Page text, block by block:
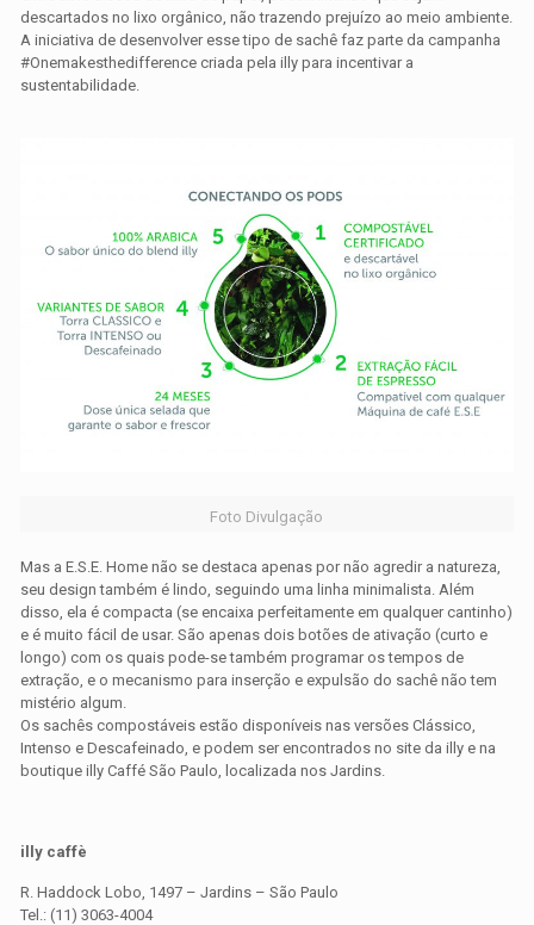
descartados no lixo orgânico, não trazendo prejuízo ao meio ambiente.
A iniciativa de desenvolver esse tipo de sachê faz parte da campanha
#Onemakesthedifference criada pela illy para incentivar a
sustentabilidade.
Foto Divulgação
Mas a E.S.E. Home não se destaca apenas por não agredir a natureza,
seu design também é lindo, seguindo uma linha minimalista. Além
disso, ela é compacta (se encaixa perfeitamente em qualquer cantinho)
e é muito fácil de usar. São apenas dois botões de ativação (curto e
longo) com os quais pode-se também programar os tempos de
extração, e o mecanismo para inserção e expulsão do sachê não tem
mistério algum.
Os sachês compostáveis estão disponíveis nas versões Clássico,
Intenso e Descafeinado, e podem ser encontrados no site da illy e na
boutique illy Caffé São Paulo, localizada nos Jardins.
illy caffè
R. Haddock Lobo, 1497 – Jardins – São Paulo
Tel.: (11) 3063-4004